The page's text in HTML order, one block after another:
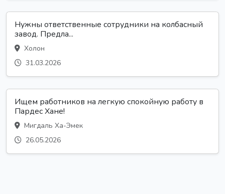
Нужны ответственные сотрудники на колбасный
завод. Предла...
Холон
31.03.2026
Ищем работников на легкую спокойную работу в
Пардес Хане!
Мигдаль Ха-Эмек
26.05.2026